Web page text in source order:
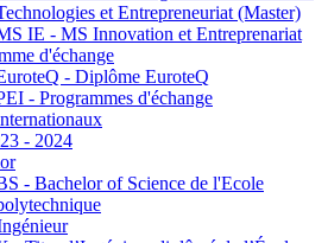
et Entrepreneuriat (Master)
IE - MS Innovation et Entreprenariat
d'échange
- Diplôme EuroteQ
- Programmes d'échange
- 2024
- Bachelor of Science de l'Ecole